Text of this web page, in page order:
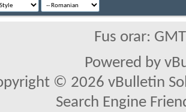
Fus orar:
Powered by
© 2026 vBulletin
Search Engine